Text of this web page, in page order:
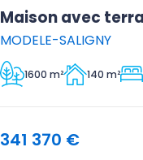
Maison avec
MODELE-SALIGNY
1600 m² 140 m²
341 370 €